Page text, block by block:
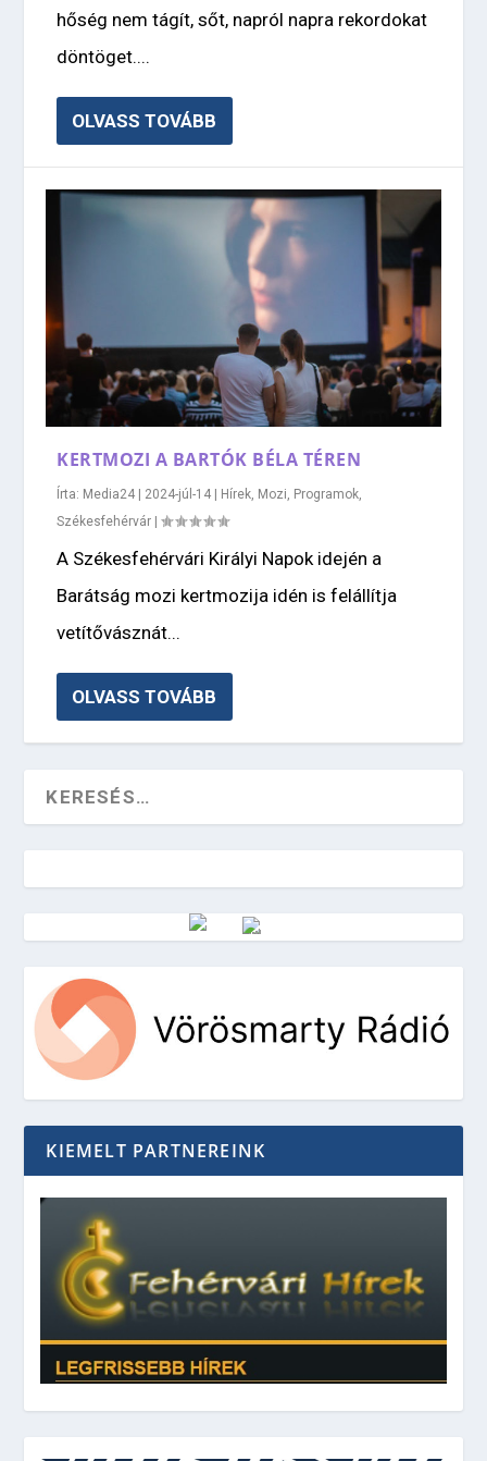
hőség nem tágít, sőt, napról napra rekordokat
döntöget....
OLVASS TOVÁBB
KERTMOZI A BARTÓK BÉLA TÉREN
Írta: Media24 | 2024-júl-14 | Hírek Mozi Programok
Székesfehérvár |
A Székesfehérvári Királyi Napok idején a
Barátság mozi kertmozija idén is felállítja
vetítővásznát...
OLVASS TOVÁBB
Vörösmarty Rádió
KIEMELT PARTNEREINK